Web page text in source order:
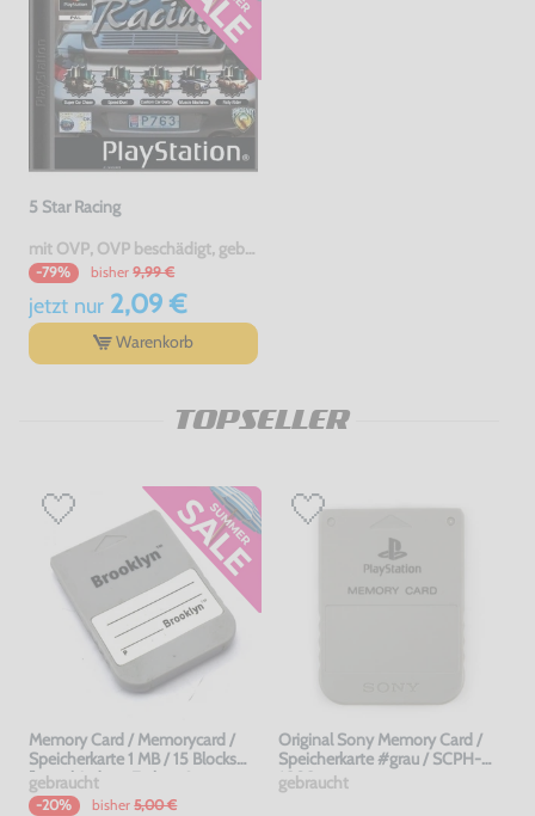
5 Star Racing
mit OVP, OVP beschädigt, gebraucht
-79% bisher 9,99 €
jetzt nur2,09 €
Warenkorb
TOPSELLER
Memory Card / Memorycard /
Speicherkarte 1 MB / 15 Blocks
[verschiedene Farben &
Hersteller]
gebraucht
-20% bisher 5,00 €
Original Sony Memory Card /
Speicherkarte #grau / SCPH-
1020
gebraucht